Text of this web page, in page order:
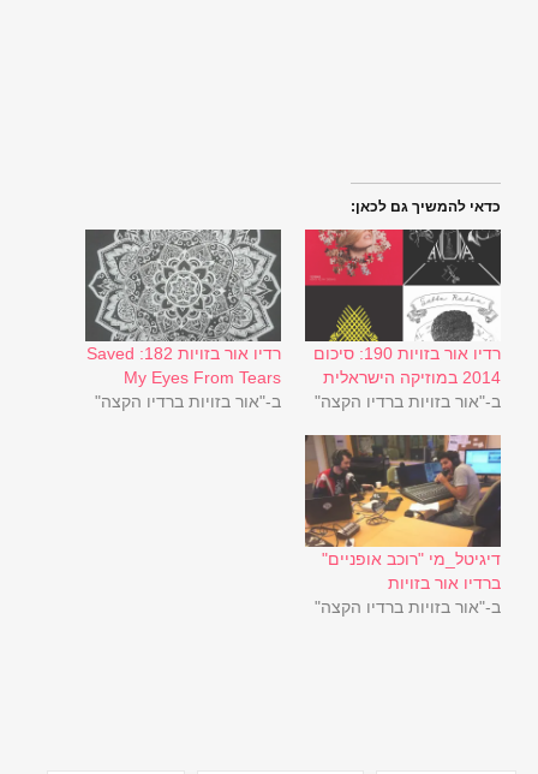
כדאי להמשיך גם לכאן:
רדיו אור בזויות 190: סיכום
2014 במוזיקה הישראלית
ב-"אור בזויות ברדיו הקצה"
רדיו אור בזויות 182: Saved
My Eyes From Tears
ב-"אור בזויות ברדיו הקצה"
דיגיטל_מי "רוכב אופניים"
ברדיו אור בזויות
ב-"אור בזויות ברדיו הקצה"